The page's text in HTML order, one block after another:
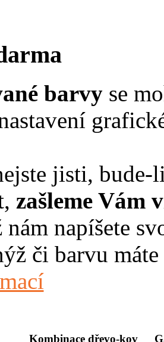
barvyse
jisti,
zašleme Vám
nám napíšete
či barvu
Kombinace dřevo-kov